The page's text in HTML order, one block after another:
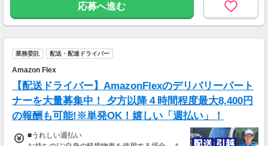
応募へ進む
業務委託 配送・配達ドライバー
Amazon Flex
【配送ドライバー】AmazonFlexのデリバリーパート
ナーを大量募集中！ 夕方以降４時間程度最大8,400円
の報酬も可能!※単発OK！嬉しい「週払い」！
■うれしい週払い